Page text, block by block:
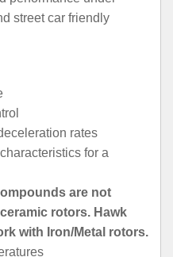
street car friendly
rates
for a
are not
rotors. Hawk
with Iron/Metal rotors.